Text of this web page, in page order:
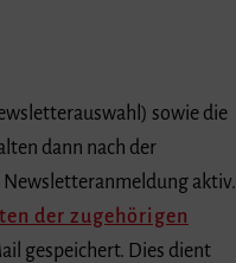
sowie die
dann nach der
Newsletteranmeldung aktiv.
der zugehörigen
gespeichert. Dies dient